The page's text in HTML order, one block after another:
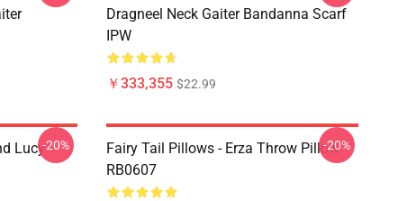
Dragneel Neck Gaiter Bandanna Scarf
IPW
￥333,355 $22.99
Lucy-20%
Fairy Tail Pillows - Erza Throw Pillow
RB0607
-20%